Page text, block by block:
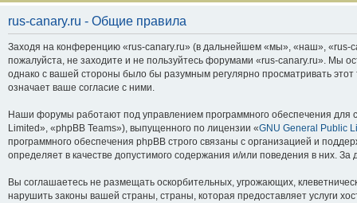
rus-canary.ru - Общие правила
Заходя на конференцию «rus-canary.ru» (в дальнейшем «мы», «наш», «rus-
пожалуйста, не заходите и не пользуйтесь форумами «rus-canary.ru». Мы
однако с вашей стороны было бы разумным регулярно просматривать
означает ваше согласие с ними.
Наши форумы работают под управлением программного обеспечения
Limited», «phpBB Teams»), выпущенного по лицензии «GNU General Public
программного обеспечения phpBB строго связаны с организацией и
определяет в качестве допустимого содержания и/или поведения в них.
Вы соглашаетесь не размещать оскорбительных, угрожающих,
нарушить законы вашей страны, страны, которая предоставляет услуги